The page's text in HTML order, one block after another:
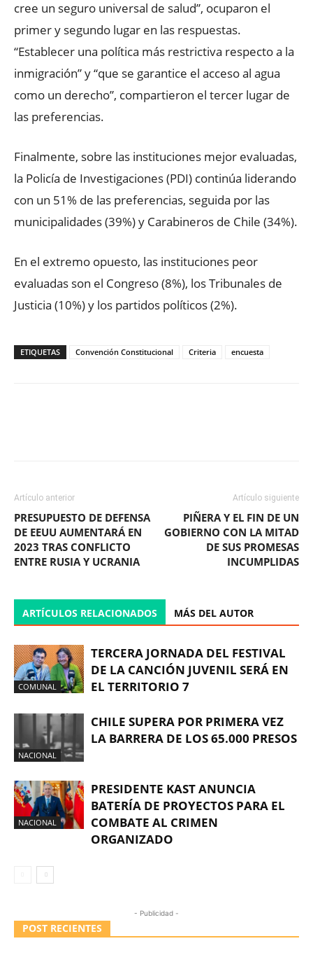
cree un seguro universal de salud”, ocuparon el
primer y segundo lugar en las respuestas.
“Establecer una política más restrictiva respecto a la
inmigración” y “que se garantice el acceso al agua
como un derecho”, compartieron el tercer lugar de
las preferencias.
Finalmente, sobre las instituciones mejor evaluadas,
la Policía de Investigaciones (PDI) continúa liderando
con un 51% de las preferencias, seguida por las
municipalidades (39%) y Carabineros de Chile (34%).
En el extremo opuesto, las instituciones peor
evaluadas son el Congreso (8%), los Tribunales de
Justicia (10%) y los partidos políticos (2%).
ETIQUETAS Convención Constitucional Criteria encuesta
Artículo anterior
PRESUPUESTO DE DEFENSA
DE EEUU AUMENTARÁ EN
2023 TRAS CONFLICTO
ENTRE RUSIA Y UCRANIA
Artículo siguiente
PIÑERA Y EL FIN DE UN
GOBIERNO CON LA MITAD
DE SUS PROMESAS
INCUMPLIDAS
ARTÍCULOS RELACIONADOS MÁS DEL AUTOR
COMUNAL
TERCERA JORNADA DEL FESTIVAL
DE LA CANCIÓN JUVENIL SERÁ EN
EL TERRITORIO 7
NACIONAL
CHILE SUPERA POR PRIMERA VEZ
LA BARRERA DE LOS 65.000 PRESOS
NACIONAL
PRESIDENTE KAST ANUNCIA
BATERÍA DE PROYECTOS PARA EL
COMBATE AL CRIMEN
ORGANIZADO
- Publicidad -
POST RECIENTES